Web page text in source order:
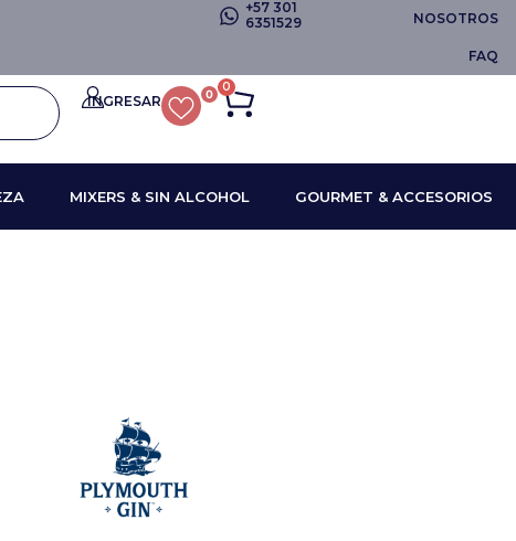
+57 301
6351529
NOSOTROS
FAQ
INGRESAR 0 0
MIXERS & SIN ALCOHOL GOURMET & ACCESORIOS